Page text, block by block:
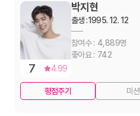
7 4.99
박지현
출생 :1995. 12. 12
4,889
742
평점주기 미션